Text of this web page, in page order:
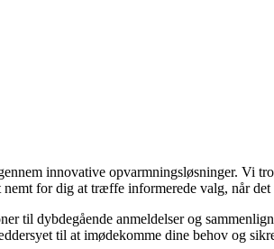
innovative opvarmningsløsninger. Vi
for dig at træffe informerede valg, når
dybdegående anmeldelser og
til at imødekomme dine behov og